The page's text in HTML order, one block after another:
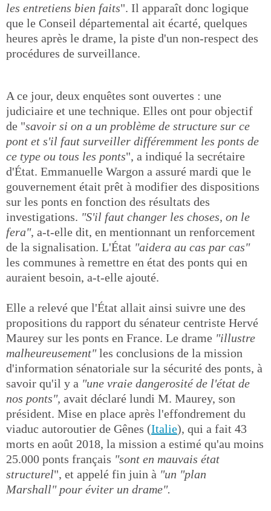
les entretiens bien faits". Il apparaît donc logique
que le Conseil départemental ait écarté, quelques
heures après le drame, la piste d'un non-respect des
procédures de surveillance.
A ce jour, deux enquêtes sont ouvertes : une
judiciaire et une technique. Elles ont pour objectif
de "savoir si on a un problème de structure sur ce
pont et s'il faut surveiller différemment les ponts de
ce type ou tous les ponts", a indiqué la secrétaire
d'État. Emmanuelle Wargon a assuré mardi que le
gouvernement était prêt à modifier des dispositions
sur les ponts en fonction des résultats des
investigations. "S'il faut changer les choses, on le
fera", a-t-elle dit, en mentionnant un renforcement
de la signalisation. L'État "aidera au cas par cas"
les communes à remettre en état des ponts qui en
auraient besoin, a-t-elle ajouté.
Elle a relevé que l'État allait ainsi suivre une des
propositions du rapport du sénateur centriste Hervé
Maurey sur les ponts en France. Le drame "illustre
malheureusement"les conclusions de la mission
d'information sénatoriale sur la sécurité des ponts, à
savoir qu'il y a "une vraie dangerosité de l'état de
nos ponts", avait déclaré lundi M. Maurey, son
président. Mise en place après l'effondrement du
viaduc autoroutier de Gênes (Italie), qui a fait 43
morts en août 2018, la mission a estimé qu'au moins
25.000 ponts français "sont en mauvais état
structurel", et appelé fin juin à "un "plan
Marshall" pour éviter un drame".